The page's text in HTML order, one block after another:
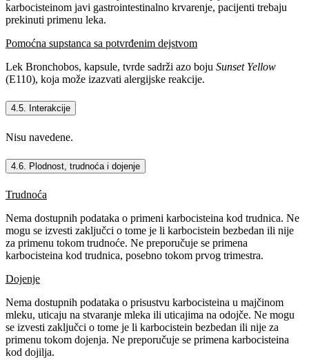
karbocisteinom javi gastrointestinalno krvarenje, pacijenti trebaju
prekinuti primenu leka.
Pomoćna supstanca sa potvrđenim dejstvom
Lek Bronchobos, kapsule, tvrde sadrži azo boju Sunset Yellow
(E110), koja može izazvati alergijske reakcije.
4.5. Interakcije
Nisu navedene.
4.6. Plodnost, trudnoća i dojenje
Trudnoća
Nema dostupnih podataka o primeni karbocisteina kod trudnica. Ne
mogu se izvesti zaključci o tome je li karbocistein bezbedan ili nije
za primenu tokom trudnoće. Ne preporučuje se primena
karbocisteina kod trudnica, posebno tokom prvog trimestra.
Dojenje
Nema dostupnih podataka o prisustvu karbocisteina u majčinom
mleku, uticaju na stvaranje mleka ili uticajima na odojče. Ne mogu
se izvesti zaključci o tome je li karbocistein bezbedan ili nije za
primenu tokom dojenja. Ne preporučuje se primena karbocisteina
kod dojilja.